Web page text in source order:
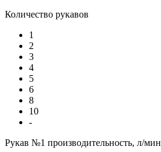
Количество рукавов
1
2
3
4
5
6
8
10
-
Рукав №1 производительность, л/мин